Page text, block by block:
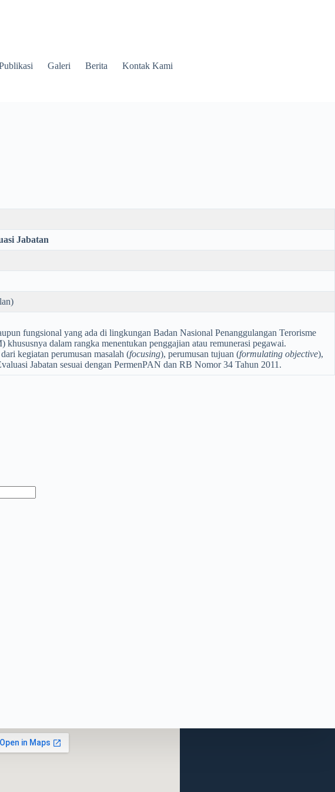
Galeri Berita Kontak Kami
Jabatan
fungsional yang ada di lingkungan Badan Nasional Penanggulangan Terorisme
dalam rangka menentukan penggajian atau remunerasi pegawai.
kegiatan perumusan masalah (focusing), perumusan tujuan (formulating objective),
Jabatan sesuai dengan PermenPAN dan RB Nomor 34 Tahun 2011.